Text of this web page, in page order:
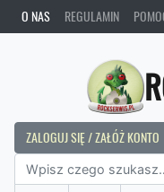
O NAS REGULAMIN
ZALOGUJ SIĘ / ZAŁÓŻ KONTO